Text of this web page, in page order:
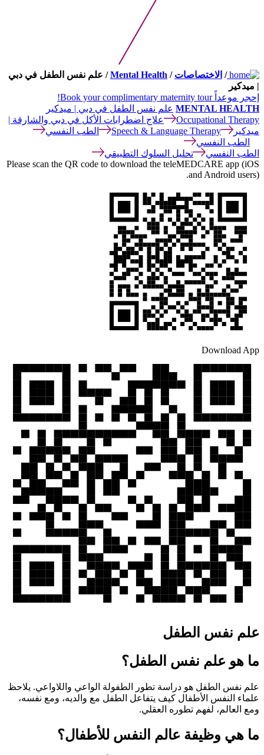
/ الاختصاصات /
Mental Health / علم نفس الطفل في دبي
| ميدكير
إحجر موعداًBook your complimentary maternity tour!
MENTAL HEALTH علم نفس الطفل في دبي | ميدكير
Occupational Therapy
علاج اضطرابات الأكل في دبي والشارقة |
ميدكير
Speech & Language Therapy
الطب النفسي
الطب النفسي
الطب النفسي
تحليل السلوك التطبيقي
Please scan the QR code to download the teleMEDCARE app (iOS
and Android users).
Download App
علم نفس الطفل
ما هو علم نفس الطفل؟
علم نفس الطفل هو دراسة تطور الطفولة الواعي واللاواعي. يلاحظ
علماء النفس الأطفال كيف يتفاعل الطفل مع والديه، ومع نفسه،
ومع العالم، لفهم تطوره العقلي.
ما هي وظيفة عالم النفس للأطفال؟